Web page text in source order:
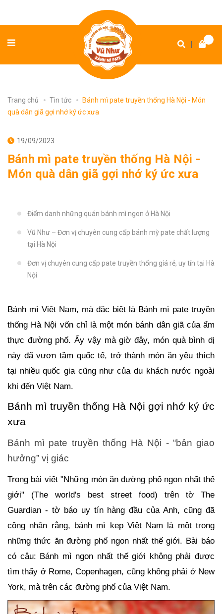
|
Trang chủ Tin tức
Bánh mì pate truyền thống Hà Nội - Món
quà dân giã gợi nhớ ký ức xưa
19/09/2023
Bánh mì pate truyền thống Hà Nội -
Món quà dân giã gợi nhớ ký ức xưa
Điểm danh những quán bánh mì ngon ở Hà Nội
Vũ Như – Đơn vị chuyên cung cấp bánh mỳ pate chất lượng
tại Hà Nội
Đơn vị chuyên cung cấp pate truyền thống giá rẻ, uy tín tại Hà
Nội
Bánh mì Việt Nam, mà đặc biệt là Bánh mì pate truyền
thống Hà Nội vốn chỉ là một món bánh dân giã của ẩm
thực đường phố. Ấy vậy mà giờ đây, món quà bình dị
này đã vươn tầm quốc tế, trở thành món ăn yêu thích
tại nhiều quốc gia cũng như của du khách nước ngoài
khi đến Việt Nam.
Bánh mì truyền thống Hà Nội gợi nhớ ký ức
xưa
Bánh mì pate truyền thống Hà Nội - “bản giao
hưởng” vị giác
Trong bài viết "Những món ăn đường phố ngon nhất thế
giới" (The world's best street food) trên tờ The
Guardian - tờ báo uy tín hàng đầu của Anh, cũng đã
công nhận rằng, bánh mì kẹp Việt Nam là một trong
những thức ăn đường phố ngon nhất thế giới. Bài báo
có câu: Bánh mì ngon nhất thế giới không phải được
tìm thấy ở Rome, Copenhagen, cũng không phải ở New
York, mà trên các đường phố của Việt Nam.